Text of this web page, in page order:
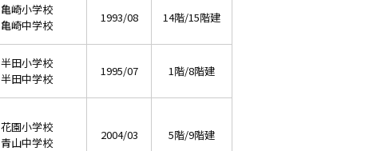
亀崎小学校
亀崎中学校
1993/08 14階/15階建
半田小学校
半田中学校
1995/07 1階/8階建
花園小学校
青山中学校
2004/03 5階/9階建